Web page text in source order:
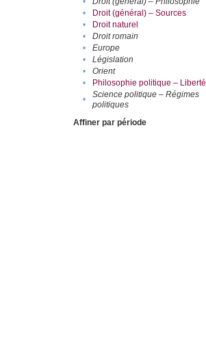
•
Droit (général) – Sources
•
Droit naturel
•
Droit romain
•
Europe
•
Législation
•
Orient
•
Philosophie politique – Liberté
•
Science politique – Régimes
politiques
Affiner par période